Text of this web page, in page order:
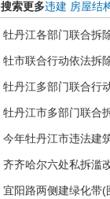
搜索更多违建 房屋结
牡丹江各部门联合拆
牡市联合行动依法拆
牡丹江多部门联合行
牡丹江市多部门联合
今年牡丹江市违法建
齐齐哈尔六处私拆滥
宜阳路两侧建绿化带(